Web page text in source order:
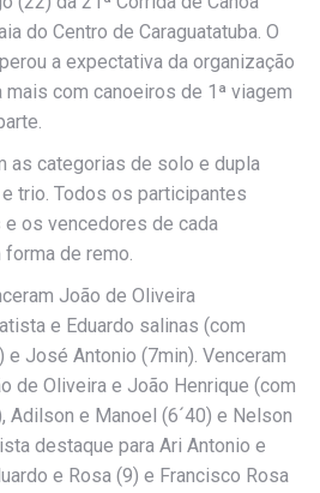
do Centro de Caraguatatuba. O
a expectativa da organização
mais com canoeiros de 1ª viagem
as categorias de solo e dupla
trio. Todos os participantes
os vencedores de cada
de remo.
João de Oliveira
e Eduardo salinas (com
e José Antonio (7min). Venceram
de Oliveira e João Henrique (com
e Manoel (6´40) e Nelson
destaque para Ari Antonio e
e Rosa (9) e Francisco Rosa